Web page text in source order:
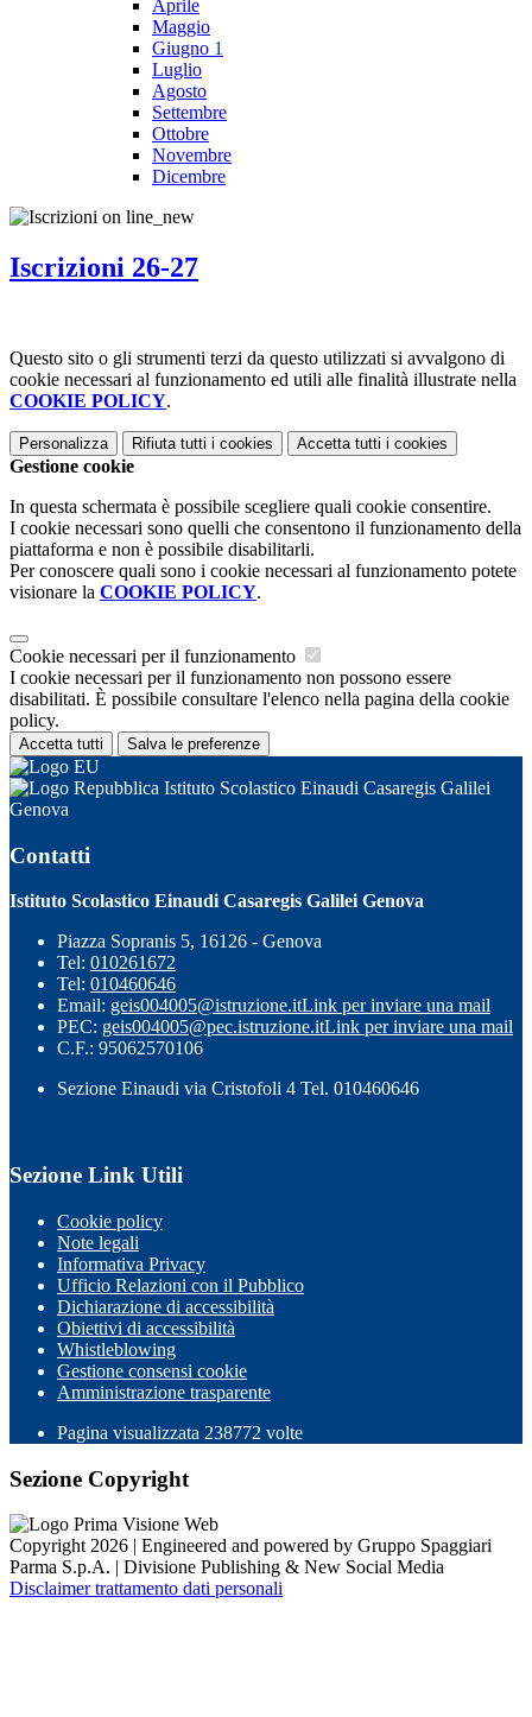
Aprile
Maggio
Giugno 1
Luglio
Agosto
Settembre
Ottobre
Novembre
Dicembre
Iscrizioni 26-27
Questo sito o gli strumenti terzi da questo utilizzati si avvalgono di
cookie necessari al funzionamento ed utili alle finalità illustrate nella
COOKIE POLICY.
Personalizza Rifiuta tutti i cookies Accetta tutti i cookies
Gestione cookie
In questa schermata è possibile scegliere quali cookie consentire.
I cookie necessari sono quelli che consentono il funzionamento della
piattaforma e non è possibile disabilitarli.
Per conoscere quali sono i cookie necessari al funzionamento potete
visionare la COOKIE POLICY.
Cookie necessari per il funzionamento
I cookie necessari per il funzionamento non possono essere
disabilitati. È possibile consultare l'elenco nella pagina della cookie
policy.
Accetta tutti Salva le preferenze
Istituto Scolastico Einaudi Casaregis Galilei
Genova
Contatti
Istituto Scolastico Einaudi Casaregis Galilei Genova
Piazza Sopranis 5, 16126 - Genova
Tel: 010261672
Tel: 010460646
Email: geis004005@istruzione.itLink per inviare una mail
PEC: geis004005@pec.istruzione.itLink per inviare una mail
C.F.: 95062570106
Sezione Einaudi via Cristofoli 4 Tel. 010460646
Sezione Link Utili
Cookie policy
Note legali
Informativa Privacy
Ufficio Relazioni con il Pubblico
Dichiarazione di accessibilità
Obiettivi di accessibilità
Whistleblowing
Gestione consensi cookie
Amministrazione trasparente
Pagina visualizzata 238772 volte
Sezione Copyright
Copyright 2026 | Engineered and powered by Gruppo Spaggiari
Parma S.p.A. | Divisione Publishing & New Social Media
Disclaimer trattamento dati personali